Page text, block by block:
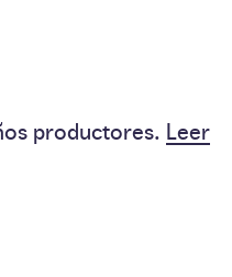
productores. Leer